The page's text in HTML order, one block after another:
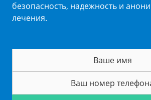
безопасность, надежность и
лечения.